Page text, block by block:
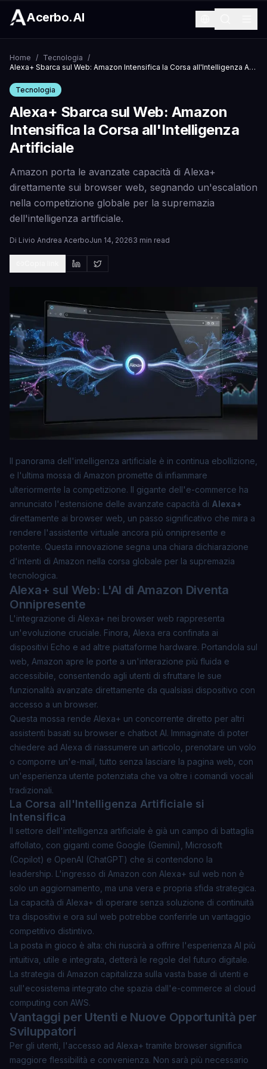
Acerbo.AI
Home / Tecnologia /
Alexa+ Sbarca sul Web: Amazon Intensifica la Corsa all'Intelligenza Artificiale
Tecnologia
Alexa+ Sbarca sul Web: Amazon
Intensifica la Corsa all'Intelligenza
Artificiale
Amazon porta le avanzate capacità di Alexa+
direttamente sui browser web, segnando un'escalation
nella competizione globale per la supremazia
dell'intelligenza artificiale.
Di Livio Andrea AcerboJun 14, 20263 min read
Il panorama dell'intelligenza artificiale è in continua ebollizione,
e l'ultima mossa di Amazon promette di infiammare
ulteriormente la competizione. Il gigante dell'e-commerce ha
annunciato l'estensione delle avanzate capacità di Alexa+
direttamente ai browser web, un passo significativo che mira a
rendere l'assistente virtuale ancora più onnipresente e
potente. Questa innovazione segna una chiara dichiarazione
d'intenti di Amazon nella corsa globale per la supremazia
tecnologica.
Alexa+ sul Web: L'AI di Amazon Diventa
Onnipresente
L'integrazione di Alexa+ nei browser web rappresenta
un'evoluzione cruciale. Finora, Alexa era confinata ai
dispositivi Echo e ad altre piattaforme hardware. Portandola sul
web, Amazon apre le porte a un'interazione più fluida e
accessibile, consentendo agli utenti di sfruttare le sue
funzionalità avanzate direttamente da qualsiasi dispositivo con
accesso a un browser.
Questa mossa rende Alexa+ un concorrente diretto per altri
assistenti basati su browser e chatbot AI. Immaginate di poter
chiedere ad Alexa di riassumere un articolo, prenotare un volo
o comporre un'e-mail, tutto senza lasciare la pagina web, con
un'esperienza utente potenziata che va oltre i comandi vocali
tradizionali.
La Corsa all'Intelligenza Artificiale si
Intensifica
Il settore dell'intelligenza artificiale è già un campo di battaglia
affollato, con giganti come Google (Gemini), Microsoft
(Copilot) e OpenAI (ChatGPT) che si contendono la
leadership. L'ingresso di Amazon con Alexa+ sul web non è
solo un aggiornamento, ma una vera e propria sfida strategica.
La capacità di Alexa+ di operare senza soluzione di continuità
tra dispositivi e ora sul web potrebbe conferirle un vantaggio
competitivo distintivo.
La posta in gioco è alta: chi riuscirà a offrire l'esperienza AI più
intuitiva, utile e integrata, detterà le regole del futuro digitale.
La strategia di Amazon capitalizza sulla vasta base di utenti e
sull'ecosistema integrato che spazia dall'e-commerce al cloud
computing con AWS.
Vantaggi per Utenti e Nuove Opportunità per
Sviluppatori
Per gli utenti, l'accesso ad Alexa+ tramite browser significa
maggiore flessibilità e convenienza. Non sarà più necessario